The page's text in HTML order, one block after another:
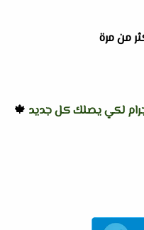
من مرة
لكي يصلك كل جديد 🍁